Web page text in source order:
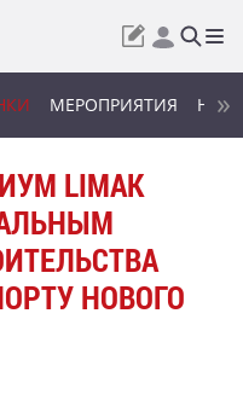
МЕРОПРИЯТИЯ
LIMAK
НОВОГО